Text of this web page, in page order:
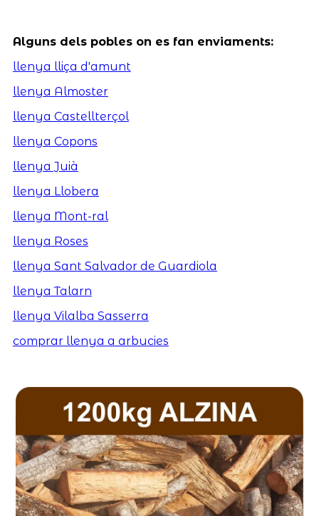
Alguns dels pobles on es fan enviaments:
llenya lliça d'amunt
llenya Almoster
llenya Castellterçol
llenya Copons
llenya Juià
llenya Llobera
llenya Mont-ral
llenya Roses
llenya Sant Salvador de Guardiola
llenya Talarn
llenya Vilalba Sasserra
comprar llenya a arbucies